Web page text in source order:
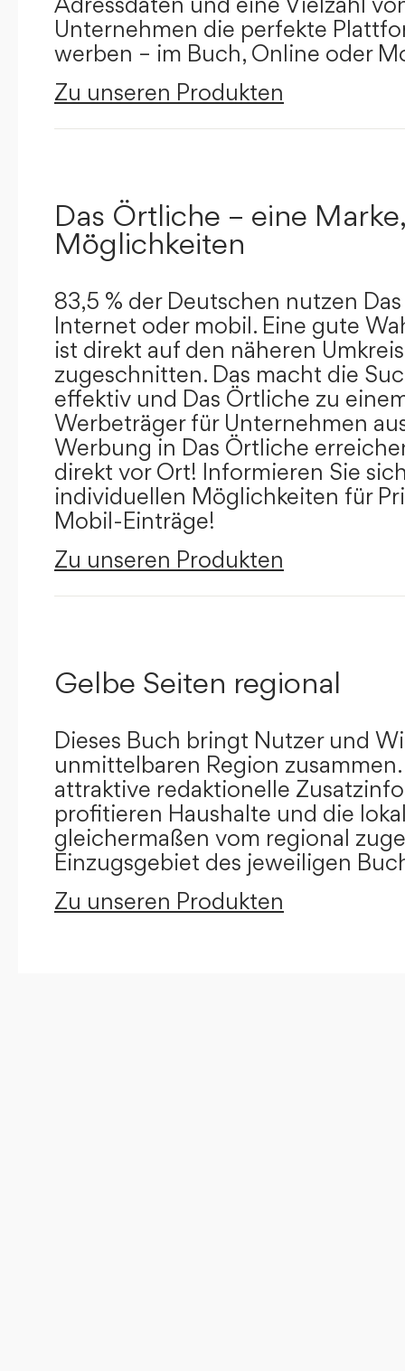
Unternehmen die perfekte
werben – im Buch, Online oder
Zu unseren Produkten
Das Örtliche – eine
Möglichkeiten
83,5 % der Deutschen nutzen
Internet oder mobil. Eine gute
ist direkt auf den näheren
zugeschnitten. Das macht die
effektiv und Das Örtliche zu
Werbeträger für Unternehmen
Werbung in Das Örtliche
direkt vor Ort! Informieren Sie
individuellen Möglichkeiten für
Mobil-Einträge!
Zu unseren Produkten
Gelbe Seiten regional
Dieses Buch bringt Nutzer und
unmittelbaren Region
attraktive redaktionelle
profitieren Haushalte und die
gleichermaßen vom regional
Einzugsgebiet des jeweiligen
Zu unseren Produkten